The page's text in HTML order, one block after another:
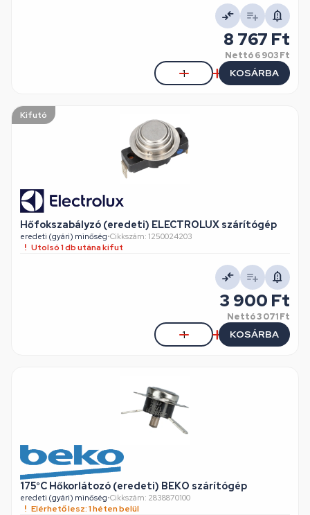
8 767 Ft
Nettó6 903 Ft
KOSÁRBA
Kifutó
Hőfokszabályzó (eredeti) ELECTROLUX szárítógép
eredeti (gyári) minőség•Cikkszám: 1250024203
Utolsó 1 db utána kifut
3 900 Ft
Nettó3 071 Ft
KOSÁRBA
175°C Hőkorlátozó (eredeti) BEKO szárítógép
eredeti (gyári) minőség•Cikkszám: 2838870100
Elérhető lesz: 1 héten belül